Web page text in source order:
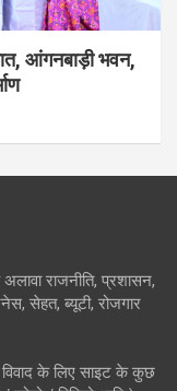
आंगनबाड़ी भवन,
राजनीति, प्रशासन,
सेहत, ब्यूटी, रोजगार
के लिए साइट के कुछ